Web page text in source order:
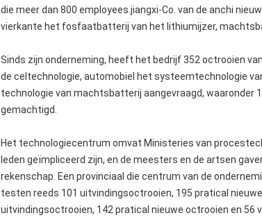
die meer dan 800 employees.jiangxi-Co. van de anchi
vierkante het fosfaatbatterij van het lithiumijzer,
Sinds zijn onderneming, heeft het bedrijf 352 octrooien
de celtechnologie, automobiel het systeemtechnologie
technologie van machtsbatterij aangevraagd, waaronder
gemachtigd.
Het technologiecentrum omvat Ministeries van
leden geïmpliceerd zijn, en de meesters en de artsen
rekenschap. Een provinciaal die centrum van de
testen reeds 101 uitvindingsoctrooien, 195 pratical
uitvindingsoctrooien, 142 pratical nieuwe octrooien en 56